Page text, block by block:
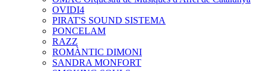
OVIDI4
PIRAT'S SOUND SISTEMA
PONCELAM
RAZZ
ROMÀNTIC DIMONI
SANDRA MONFORT